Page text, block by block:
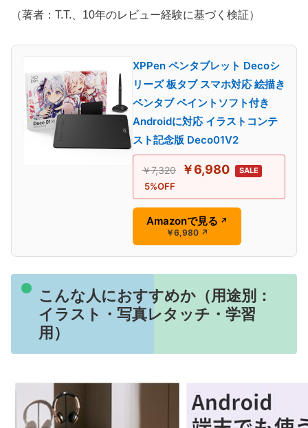
（著者：T.T.、10年のレビュー経験に基づく検証）
XPPen ペンタブレット Decoシ
リーズ 板タブ スマホ対応 絵描き
ペンタブ ペイントソフト付き
Androidに対応 イラストコンテ
スト記念版 Deco01V2
￥7,320 ￥6,980 SALE
5%OFF
Amazonで見る ↗
￥6,980 ↗
こんな人におすすめか（用途別：
イラスト・写真レタッチ・学習
用）